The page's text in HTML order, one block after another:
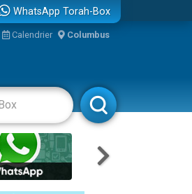
WhatsApp Torah-Box
Calendrier Columbus
Livres Rabbanim